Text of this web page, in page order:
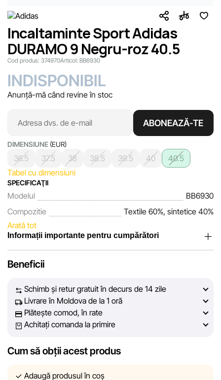
Incaltaminte Sport Adidas
DURAMO 9 Negru-roz 40.5
Cod produs: 374970Articol: BB6930
INDISPONIBIL
Anunță-mă când revine în stoc
ABONEAZĂ-TE
DIMENSIUNE (EUR)
36.5 37.5 38 38.5 39.5 40
40.5
Tabel cu dimensiuni
SPECIFICAŢII
Modelul
BB6930
Compozitie
Textile 60%, sintetice 40%
Arată tot
Informații importante pentru cumpărători
încrederea clienților noștri. În fiecare zi depunem eforturi
prezentate pe site să fie cât mai complete, obiective și
actuale. Scopul nostru este să vă oferim informații corecte și
veridice, pentru ca dvs. să puteți lua cea mai bună decizie
de cumpărare.
Cu toate acestea, în ciuda controlului constant, Sportlandia
afișate pe site, din cauza unor posibile erori tehnice sau
Beneficii
Schimb și retur gratuit în decurs de 14 zile
Livrare în Moldova de la 1 oră
Plătește comod, în rate
Achitați comanda la primire
Cum să obții acest produs
Adaugă produsul în coș